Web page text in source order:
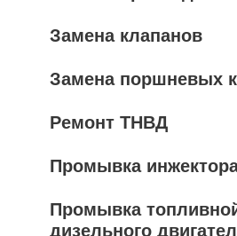
Замена клапанов
Замена поршневых
Ремонт ТНВД
Промывка
Промывка
дизельного